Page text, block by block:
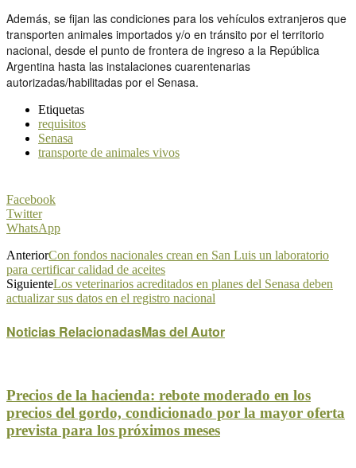
Además, se fijan las condiciones para los vehículos extranjeros que
transporten animales importados y/o en tránsito por el territorio
nacional, desde el punto de frontera de ingreso a la República
Argentina hasta las instalaciones cuarentenarias
autorizadas/habilitadas por el Senasa.
Etiquetas
requisitos
Senasa
transporte de animales vivos
Facebook
Twitter
WhatsApp
AnteriorCon fondos nacionales crean en San Luis un laboratorio
para certificar calidad de aceites
SiguienteLos veterinarios acreditados en planes del Senasa deben
actualizar sus datos en el registro nacional
Noticias RelacionadasMas del Autor
Precios de la hacienda: rebote moderado en los
precios del gordo, condicionado por la mayor oferta
prevista para los próximos meses